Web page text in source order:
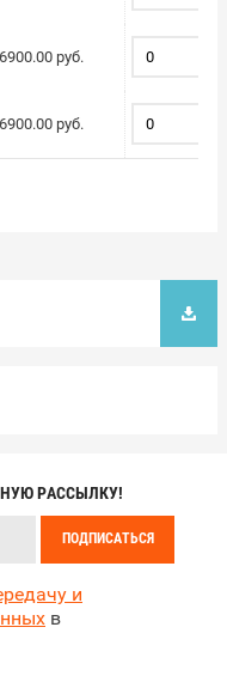
6900.00 руб.
6900.00 руб.
РАССЫЛКУ!
и
в
ПОДПИСАТЬСЯ